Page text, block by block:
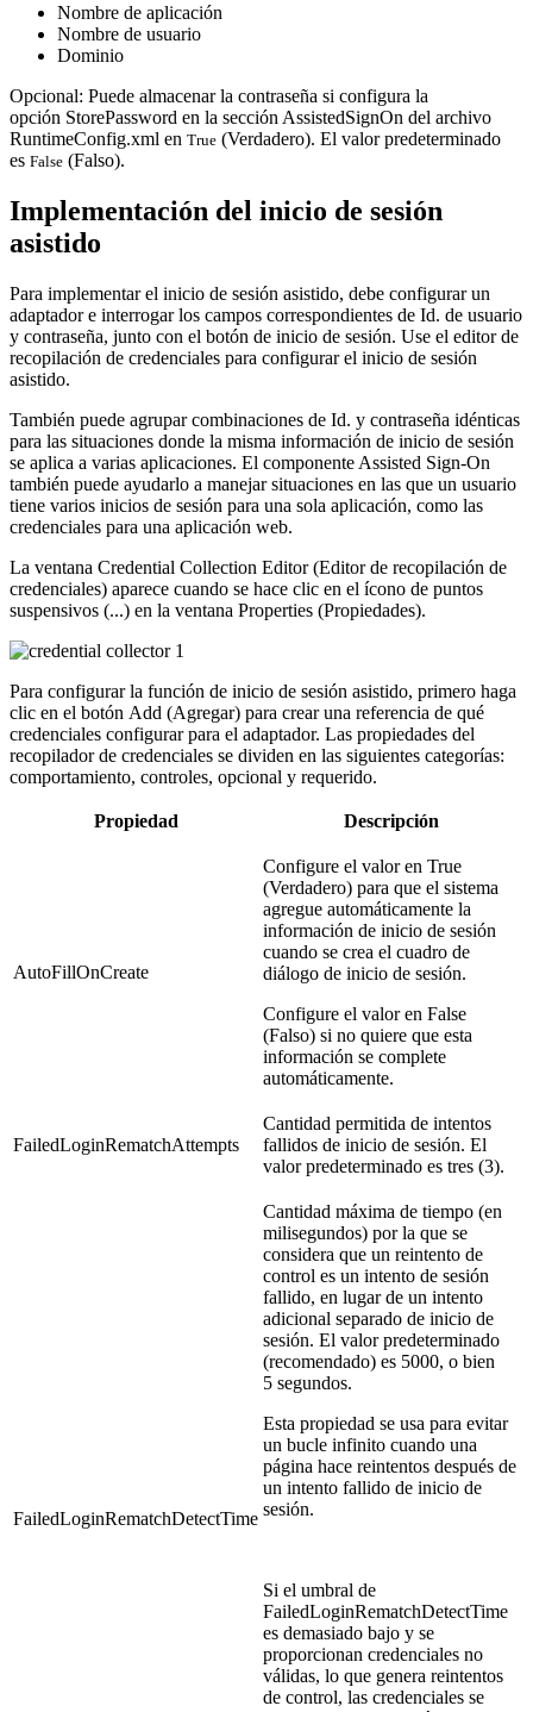
Nombre de aplicación
Nombre de usuario
Dominio
Opcional: Puede almacenar la contraseña si configura la
opción StorePassword en la sección AssistedSignOn del archivo
RuntimeConfig.xml en True (Verdadero). El valor predeterminado
es False (Falso).
Implementación del inicio de sesión
asistido
Para implementar el inicio de sesión asistido, debe configurar un
adaptador e interrogar los campos correspondientes de Id. de usuario
y contraseña, junto con el botón de inicio de sesión. Use el editor de
recopilación de credenciales para configurar el inicio de sesión
asistido.
También puede agrupar combinaciones de Id. y contraseña idénticas
para las situaciones donde la misma información de inicio de sesión
se aplica a varias aplicaciones. El componente Assisted Sign-On
también puede ayudarlo a manejar situaciones en las que un usuario
tiene varios inicios de sesión para una sola aplicación, como las
credenciales para una aplicación web.
La ventana Credential Collection Editor (Editor de recopilación de
credenciales) aparece cuando se hace clic en el ícono de puntos
suspensivos (...) en la ventana Properties (Propiedades).
Para configurar la función de inicio de sesión asistido, primero haga
clic en el botón Add (Agregar) para crear una referencia de qué
credenciales configurar para el adaptador. Las propiedades del
recopilador de credenciales se dividen en las siguientes categorías:
comportamiento, controles, opcional y requerido.
Propiedad Descripción
AutoFillOnCreate
Configure el valor en True
(Verdadero) para que el sistema
agregue automáticamente la
información de inicio de sesión
cuando se crea el cuadro de
diálogo de inicio de sesión.
Configure el valor en False
(Falso) si no quiere que esta
información se complete
automáticamente.
FailedLoginRematchAttempts
Cantidad permitida de intentos
fallidos de inicio de sesión. El
valor predeterminado es tres (3).
FailedLoginRematchDetectTime
Cantidad máxima de tiempo (en
milisegundos) por la que se
considera que un reintento de
control es un intento de sesión
fallido, en lugar de un intento
adicional separado de inicio de
sesión. El valor predeterminado
(recomendado) es 5000, o bien
5 segundos.
Esta propiedad se usa para evitar
un bucle infinito cuando una
página hace reintentos después de
un intento fallido de inicio de
sesión.
Si el umbral de
FailedLoginRematchDetectTime
es demasiado bajo y se
proporcionan credenciales no
válidas, lo que genera reintentos
de control, las credenciales se